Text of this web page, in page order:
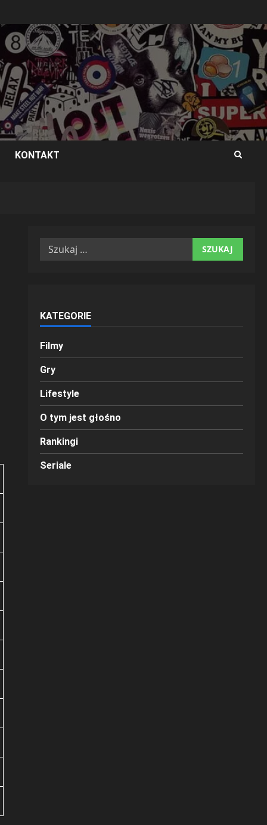
KONTAKT
Szukaj:
KATEGORIE
Filmy
Gry
Lifestyle
O tym jest głośno
Rankingi
Seriale